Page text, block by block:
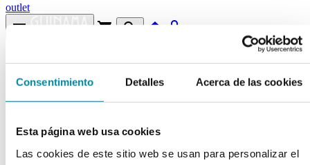
Consentimiento Detalles Acerca de las cookies
Esta página web usa cookies
Las cookies de este sitio web se usan para personalizar el
outlet
menu shopping_cart search home lock
Actualmente se encuentra en:
arrow_back Ficha de producto